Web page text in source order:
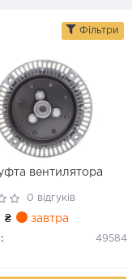
Фільтри
вентилятора
0 відгуків
₴ завтра
49584